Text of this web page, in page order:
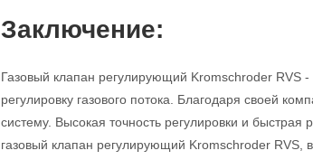
Заключение:
Газовый клапан регулирующий Kromschroder RVS
регулировку газового потока. Благодаря своей
систему. Высокая точность регулировки и
газовый клапан регулирующий Kromschroder